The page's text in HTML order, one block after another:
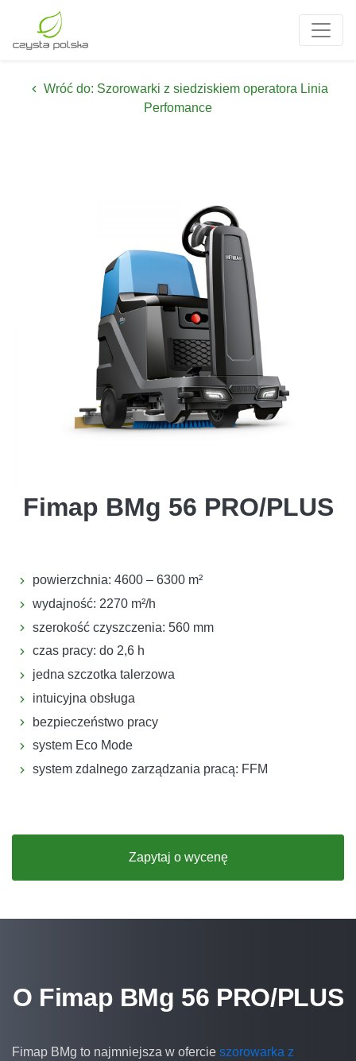
Wróć do: Szorowarki z siedziskiem operatora Linia
Perfomance
Fimap BMg 56 PRO/PLUS
powierzchnia: 4600 – 6300 m²
wydajność: 2270 m²/h
szerokość czyszczenia: 560 mm
czas pracy: do 2,6 h
jedna szczotka talerzowa
intuicyjna obsługa
bezpieczeństwo pracy
system Eco Mode
system zdalnego zarządzania pracą: FFM
Zapytaj o wycenę
O Fimap BMg 56 PRO/PLUS
Fimap BMg to najmniejsza w ofercie szorowarka z